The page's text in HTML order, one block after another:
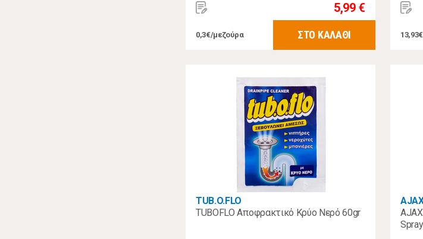
5,99 €
0,3€/μεζούρα ΣΤΟ ΚΑΛΑΘΙ
TUB.O.FLO
TUBOFLO Αποφρακτικό Κρύο Νερό 60gr